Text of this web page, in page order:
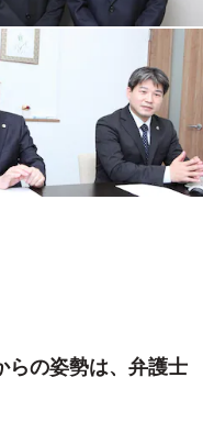
らの姿勢は、弁護士